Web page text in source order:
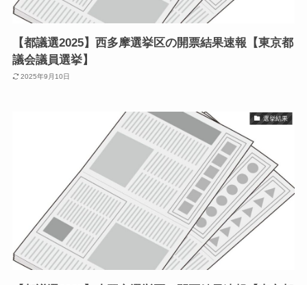
【都議選2025】西多摩選挙区の開票結果速報【東京都
議会議員選挙】
2025年9月10日
選挙結果